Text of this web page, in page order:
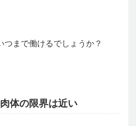
つまで働けるでしょうか？
体の限界は近い